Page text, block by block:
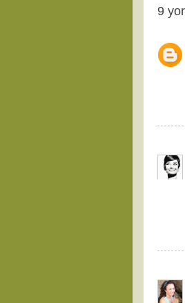
9